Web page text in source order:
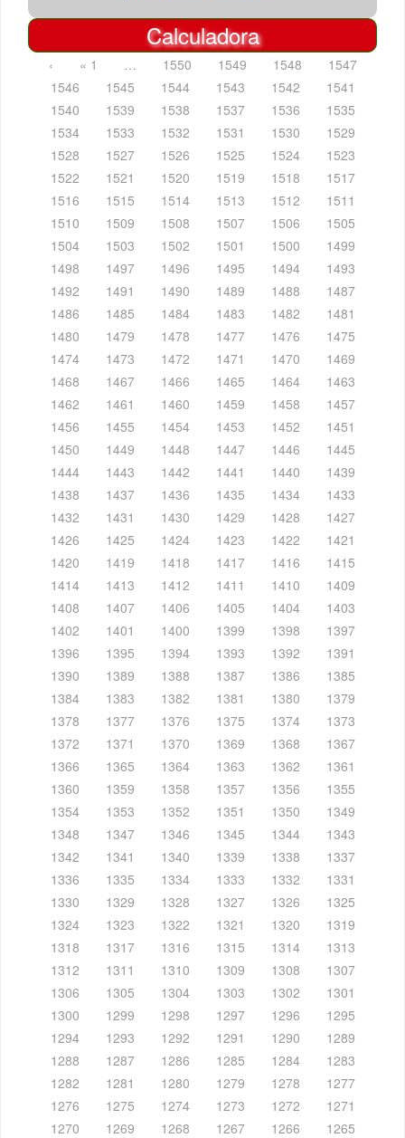
Calculadora
‹ « 1 … 1550 1549 1548
1547
1546
1545 1544 1543 1542
1541
1540
1539 1538 1537 1536
1535
1534
1533 1532 1531 1530
1529
1528
1527 1526 1525 1524
1523
1522
1521 1520 1519 1518
1517
1516
1515 1514 1513 1512
1511
1510
1509 1508 1507 1506
1505
1504
1503 1502 1501 1500
1499
1498
1497 1496 1495 1494
1493
1492
1491 1490 1489 1488
1487
1486
1485 1484 1483 1482
1481
1480
1479 1478 1477 1476
1475
1474
1473 1472 1471 1470
1469
1468
1467 1466 1465 1464
1463
1462
1461 1460 1459 1458
1457
1456
1455 1454 1453 1452
1451
1450
1449 1448 1447 1446
1445
1444
1443 1442 1441 1440
1439
1438
1437 1436 1435 1434
1433
1432
1431 1430 1429 1428
1427
1426
1425 1424 1423 1422
1421
1420
1419 1418 1417 1416
1415
1414
1413 1412 1411 1410
1409
1408
1407 1406 1405 1404
1403
1402
1401 1400 1399 1398
1397
1396
1395 1394 1393 1392
1391
1390
1389 1388 1387 1386
1385
1384
1383 1382 1381 1380
1379
1378
1377 1376 1375 1374
1373
1372
1371 1370 1369 1368
1367
1366
1365 1364 1363 1362
1361
1360
1359 1358 1357 1356
1355
1354
1353 1352 1351 1350
1349
1348
1347 1346 1345 1344
1343
1342
1341 1340 1339 1338
1337
1336
1335 1334 1333 1332
1331
1330
1329 1328 1327 1326
1325
1324
1323 1322 1321 1320
1319
1318
1317 1316 1315 1314
1313
1312
1311 1310 1309 1308
1307
1306
1305 1304 1303 1302
1301
1300
1299 1298 1297 1296
1295
1294
1293 1292 1291 1290
1289
1288
1287 1286 1285 1284
1283
1282
1281 1280 1279 1278
1277
1276
1275 1274 1273 1272
1271
1270
1269 1268 1267 1266
1265